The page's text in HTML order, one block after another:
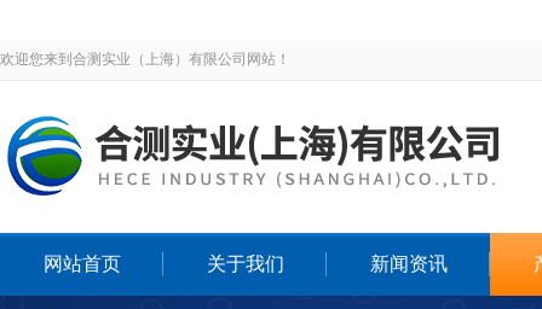
欢迎您来到合测实业（上海）有限公司网站！
网站首页 关于我们 新闻资讯